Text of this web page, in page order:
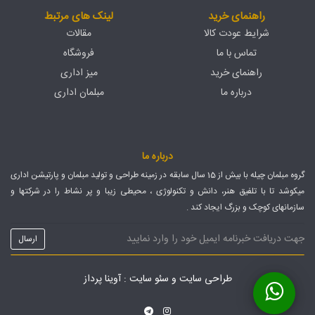
لینک های مرتبط
مقالات
فروشگاه
میز اداری
مبلمان اداری
راهنمای خرید
شرایط عودت کالا
تماس با ما
راهنمای خرید
درباره ما
درباره ما
گروه مبلمان چیله با بیش از 15 سال سابقه در زمینه طراحی و تولید مبلمان و پارتیشن اداری
میکوشد تا با تلفیق هنر، دانش و تکنولوژی ، محیطی زیبا و پر نشاط را در شرکتها و
سازمانهای کوچک و بزرگ ایجاد کند .
طراحی سایت و سئو سایت : آوینا پرداز